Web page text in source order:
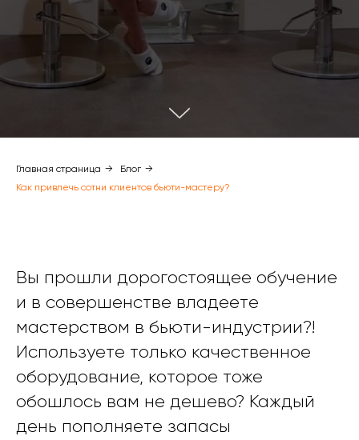
Главная страница → Блог →
Как привлечь сотни клиентов бьюти-мастеру?
Вы прошли дорогостоящее обучение
и в совершенстве владеете
мастерством в бьюти-индустрии?!
Используете только качественное
оборудование, которое тоже
обошлось вам не дешево? Каждый
день пополняете запасы